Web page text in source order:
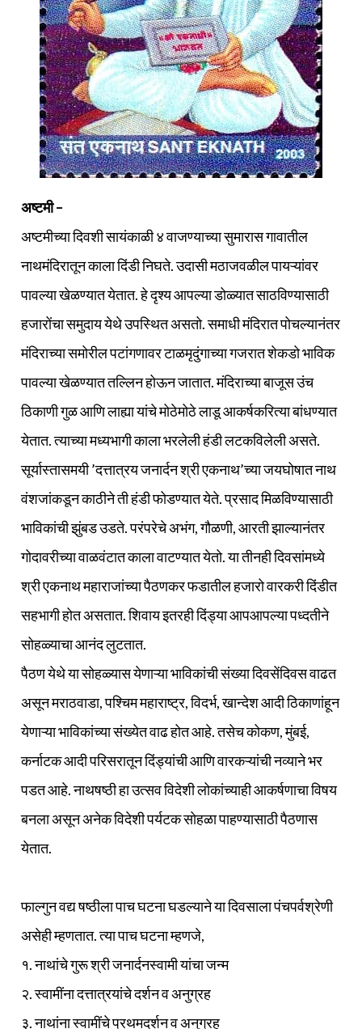
अष्टमी –
अष्टमीच्या दिवशी सायंकाळी ४ वाजण्याच्या सुमारास गावातील
नाथमंदिरातून काला दिंडी निघते. उदासी मठाजवळील पायऱ्यांवर
पावल्या खेळण्यात येतात. हे दृश्य आपल्या डोळ्यात साठविण्यासाठी
हजारोंचा समुदाय येथे उपस्थित असतो. समाधी मंदिरात पोचल्यानंतर
मंदिराच्या समोरील पटांगणावर टाळमृदुंगाच्या गजरात शेकडो भाविक
पावल्या खेळण्यात तल्लिन होऊन जातात. मंदिराच्या बाजूस उंच
ठिकाणी गुळ आणि लाह्या यांचे मोठेमोठे लाडू आकर्षकरित्या बांधण्यात
येतात. त्याच्या मध्यभागी काला भरलेली हंडी लटकविलेली असते.
सूर्यास्तासमयी ’दत्तात्रय जनार्दन श्री एकनाथ’च्या जयघोषात नाथ
वंशजांकडून काठीने ती हंडी फोडण्यात येते. प्रसाद मिळविण्यासाठी
भाविकांची झुंबड उडते. परंपरेचे अभंग, गौळणी, आरती झाल्यानंतर
गोदावरीच्या वाळवंटात काला वाटण्यात येतो. या तीनही दिवसांमध्ये
श्री एकनाथ महाराजांच्या पैठणकर फडातील हजारो वारकरी दिंडीत
सहभागी होत असतात. शिवाय इतरही दिंड्‍या आपआपल्या पध्दतीने
सोहळ्याचा आनंद लुटतात.
पैठण येथे या सोहळ्यास येणाऱ्या भाविकांची संख्या दिवसेंदिवस वाढत
असून मराठवाडा, पश्चिम महाराष्ट्र, विदर्भ, खान्देश आदी ठिकाणांहून
येणाऱ्या भाविकांच्या संख्येत वाढ होत आहे. तसेच कोकण, मुंबई,
कर्नाटक आदी परिसरातून दिंड्यांची आणि वारकऱ्यांची नव्याने भर
पडत आहे. नाथषष्ठी हा उत्सव विदेशी लोकांच्याही आकर्षणाचा विषय
बनला असून अनेक विदेशी पर्यटक सोहळा पाहण्यासाठी पैठणास
येतात.
फाल्गुन वद्य षष्ठीला पाच घटना घडल्याने या दिवसाला पंचपर्वश्रेणी
असेही म्हणतात. त्या पाच घटना म्हणजे,
१. नाथांचे गुरू श्री जनार्दनस्वामी यांचा जन्म
२. स्वामींना दत्तात्रयांचे दर्शन व अनुग्रह
३. नाथांना स्वामींचे प्रथमदर्शन व अनुग्रह